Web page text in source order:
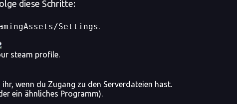
diese Schritte:
Settings.
steam profile.
wenn du Zugang zu den Serverdateien hast.
ein ähnliches Programm).